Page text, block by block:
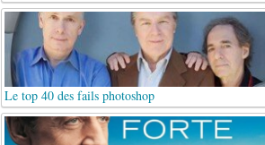
Le top 40 des fails photoshop